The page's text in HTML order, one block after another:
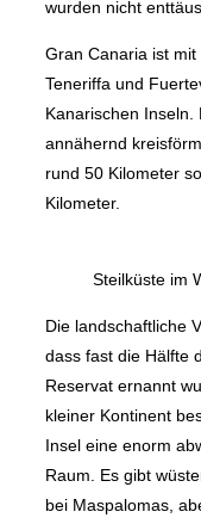
wurden nicht
Gran Canaria ist
Teneriffa und
Kanarischen
annähernd
rund 50 Kilometer
Kilometer.
Steilküste im
Die landschaftliche
dass fast die Hälfte
Reservat ernannt
kleiner Kontinent
Insel eine enorm
Raum. Es gibt
bei Maspalomas,